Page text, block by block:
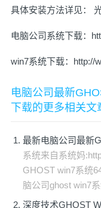
具体安装方法详见：
电脑公司系统下载：
win7系统下载： http://
电脑公司最新
下载的更多相关文
最新电脑公司最新
系统来自系统妈
GHOST win7系统
脑公司ghost win7
深度技术GHOST